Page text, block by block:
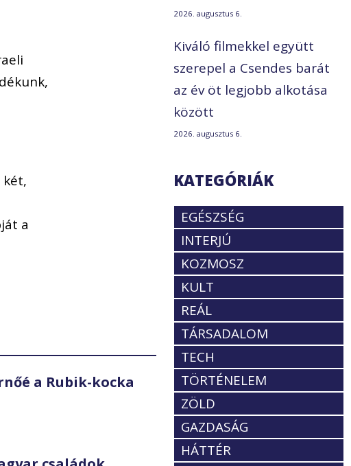
a
a Rubik-kocka
2026. augusztus 6.
Kiváló filmekkel együtt
szerepel a Csendes barát
az év öt legjobb alkotása
között
2026. augusztus 6.
KATEGÓRIÁK
EGÉSZSÉG
INTERJÚ
KOZMOSZ
KULT
REÁL
TÁRSADALOM
TECH
TÖRTÉNELEM
ZÖLD
GAZDASÁG
HÁTTÉR